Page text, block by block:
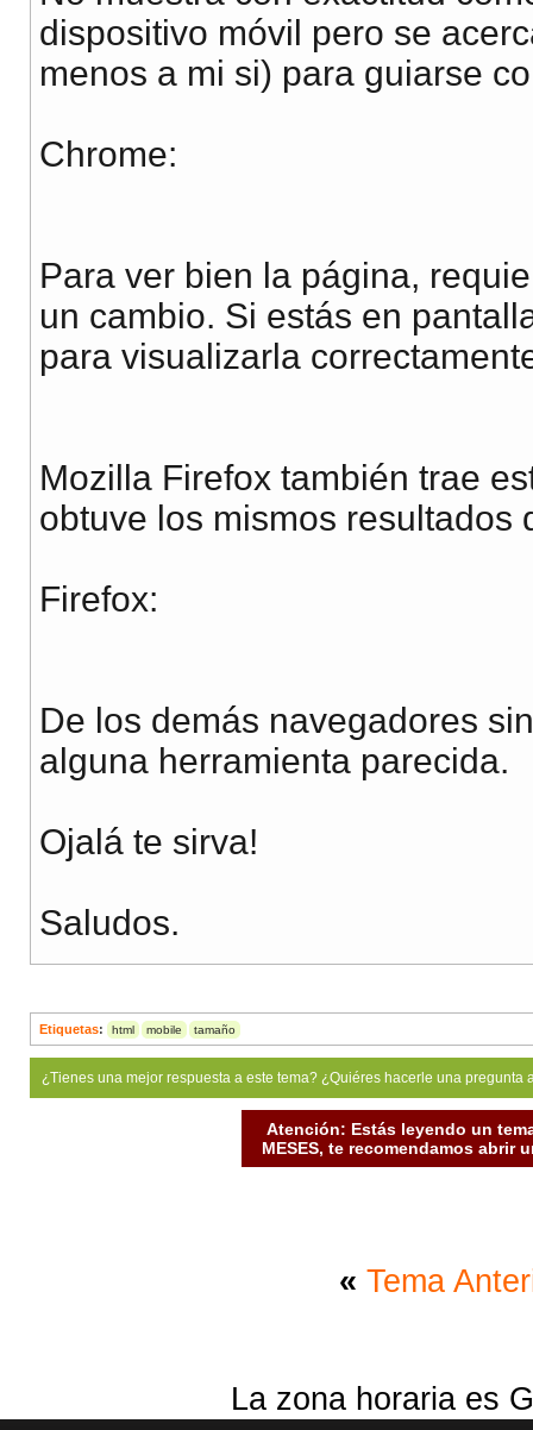
dispositivo móvil pero se
menos a mi si) para guiarse
Chrome:
Para ver bien la página,
un cambio. Si estás en
para visualizarla
Mozilla Firefox también trae
obtuve los mismos resultados
Firefox:
De los demás navegadores
alguna herramienta parecida.
Ojalá te sirva!
Saludos.
Etiquetas: html mobile tamaño
¿Tienes una mejor respuesta a este tema? ¿Quiéres hacerle una
Atención: Estás leyendo un
MESES, te recomendamos abrir
« Tema
La zona horaria es